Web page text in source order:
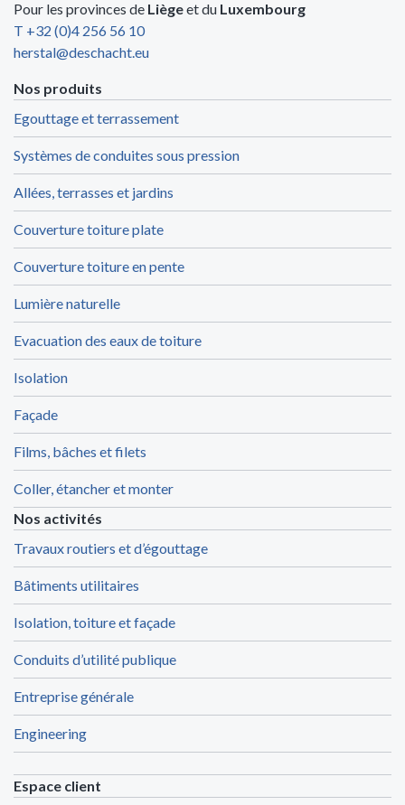
Pour les provinces de Liègeet du Luxembourg
T +32 (0)4 256 56 10
herstal@deschacht.eu
Nos produits
Egouttage et terrassement
Systèmes de conduites sous pression
Allées, terrasses et jardins
Couverture toiture plate
Couverture toiture en pente
Lumière naturelle
Evacuation des eaux de toiture
Isolation
Façade
Films, bâches et filets
Coller, étancher et monter
Nos activités
Travaux routiers et d’égouttage
Bâtiments utilitaires
Isolation, toiture et façade
Conduits d’utilité publique
Entreprise générale
Engineering
Espace client